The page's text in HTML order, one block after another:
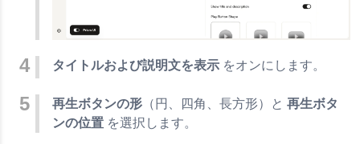
タイトルおよび説明文を表示 をオンにします。
再生ボタンの形 （円、四角、長方形）と 再生ボタ
ンの位置 を選択します。